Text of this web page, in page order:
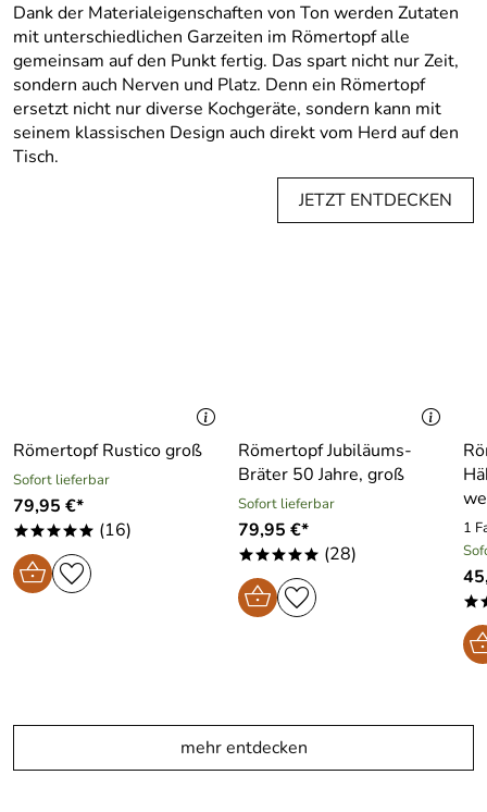
Dank der Materialeigenschaften von Ton werden Zutaten
mit unterschiedlichen Garzeiten im Römertopf alle
gemeinsam auf den Punkt fertig. Das spart nicht nur Zeit,
sondern auch Nerven und Platz. Denn ein Römertopf
ersetzt nicht nur diverse Kochgeräte, sondern kann mit
seinem klassischen Design auch direkt vom Herd auf den
Tisch.
JETZT ENTDECKEN
Römertopf Rustico groß
Sofort lieferbar
79,95 €*
***** (16)
Römertopf Jubiläums-
Bräter 50 Jahre, groß
Sofort lieferbar
79,95 €*
***** (28)
1
mehr entdecken